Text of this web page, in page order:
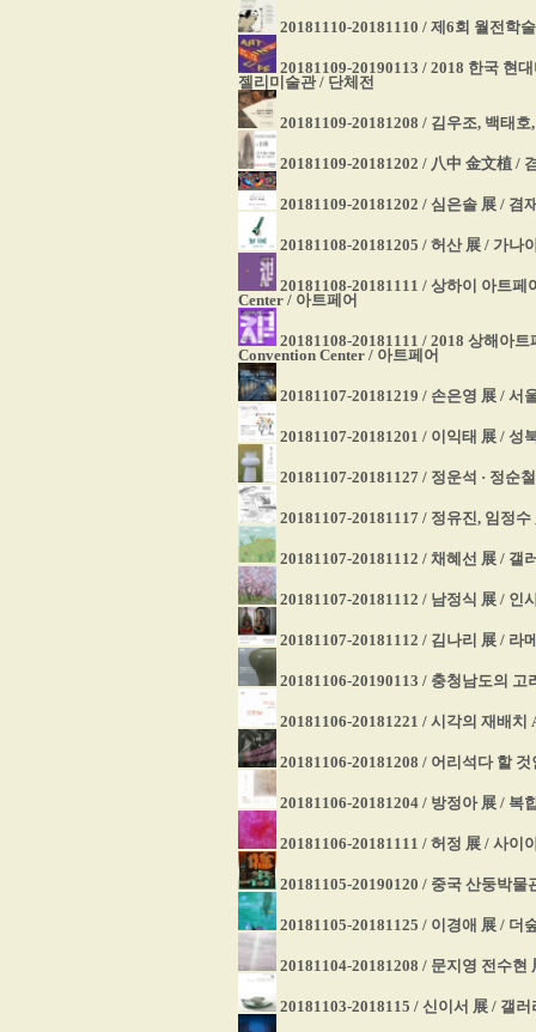
20181110-20181110 / 제6회 월전학
20181109-20190113 / 2018 한국 현
젤리미술관 / 단체전
20181109-20181208 / 김우조, 백태
20181109-20181202 / 八中 金文植 /
20181109-20181202 / 심은솔 展 / 겸
20181108-20181205 / 허산 展 / 가나
20181108-20181111 / 상하이 아트
Center / 아트페어
20181108-20181111 / 2018 상해아
Convention Center / 아트페어
20181107-20181219 / 손은영 展 / 서
20181107-20181201 / 이익태 展 / 성
20181107-20181127 / 정운석 · 정순
20181107-20181117 / 정유진, 임정
20181107-20181112 / 채혜선 展 / 갤
20181107-20181112 / 남정식 展 / 인
20181107-20181112 / 김나리 展 / 라
20181106-20190113 / 충청남도의
20181106-20181221 / 시각의 재배치
20181106-20181208 / 어리석다 할
20181106-20181204 / 방정아 展 / 복
20181106-20181111 / 허정 展 / 사이
20181105-20190120 / 중국 산둥박
20181105-20181125 / 이경애 展 / 더
20181104-20181208 / 문지영 전수현
20181103-2018115 / 신이서 展 / 갤